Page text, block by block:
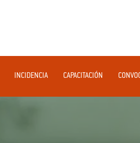
INCIDENCIA CAPACITACIÓN